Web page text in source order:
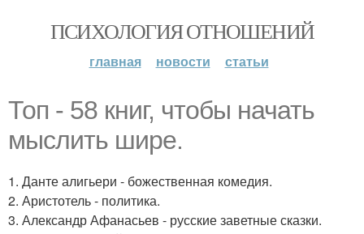
ПСИХОЛОГИЯ ОТНОШЕНИЙ
главная новости статьи
Топ - 58 книг, чтобы начать
мыслить шире.
1. Данте алигьери - божественная комедия.
2. Аристотель - политика.
3. Александр Афанасьев - русские заветные сказки.